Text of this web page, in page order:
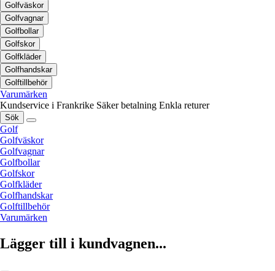
Golfväskor
Golfvagnar
Golfbollar
Golfskor
Golfkläder
Golfhandskar
Golftillbehör
Varumärken
Kundservice i Frankrike Säker betalning Enkla returer
Sök
Golf
Golfväskor
Golfvagnar
Golfbollar
Golfskor
Golfkläder
Golfhandskar
Golftillbehör
Varumärken
Lägger till i kundvagnen...